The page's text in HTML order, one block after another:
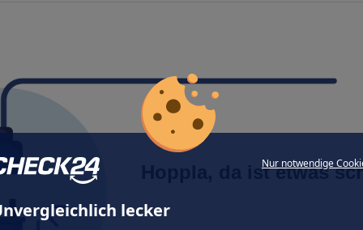
Nur notwendige
lecker
Hoppla, da ist etwas